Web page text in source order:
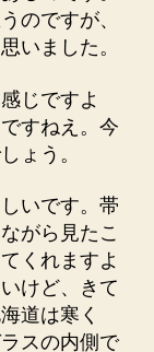
のですが、
いました。
じですよ
すねえ。今
ょう。
いです。帯
がら見たこ
くれますよ
けど、きて
道は寒く
スの内側で